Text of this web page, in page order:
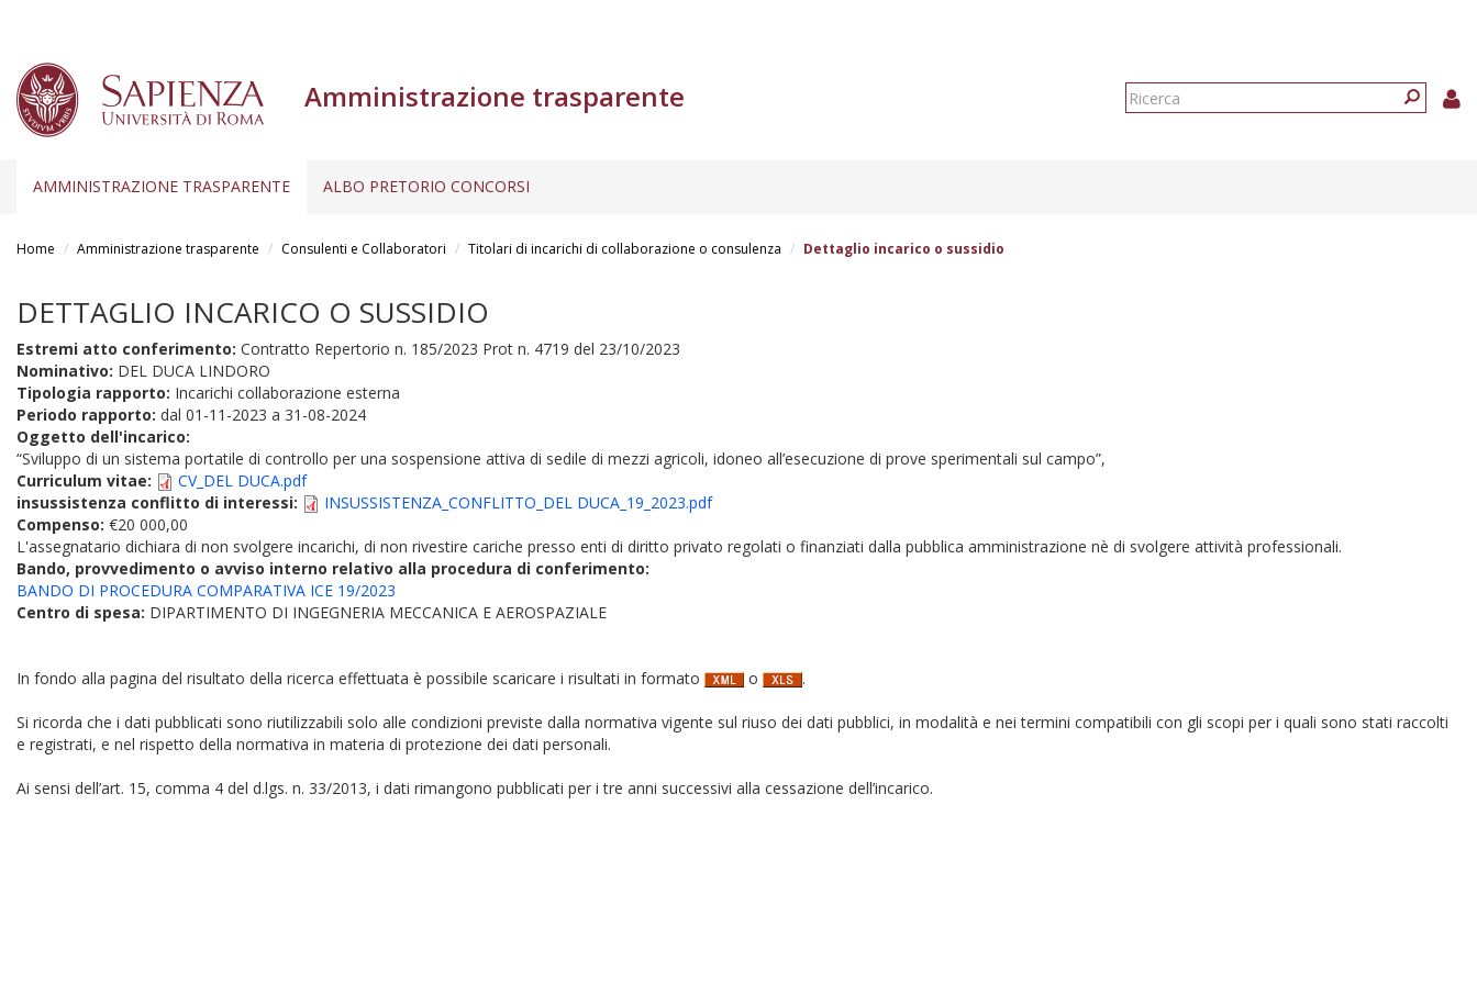
Amministrazione trasparente
Form
AMMINISTRAZIONE TRASPARENTE ALBO PRETORIO CONCORSI
Home Amministrazione trasparente Consulenti e Collaboratori Titolari di incarichi di collaborazione o consulenza Dettaglio incarico o sussidio
DETTAGLIO INCARICO O SUSSIDIO
Estremi atto conferimento: Contratto Repertorio n. 185/2023 Prot n. 4719 del 23/10/2023
Nominativo: DEL DUCA LINDORO
Tipologia rapporto: Incarichi collaborazione esterna
Periodo rapporto: dal 01-11-2023 a 31-08-2024
Oggetto dell'incarico:
“Sviluppo di un sistema portatile di controllo per una sospensione attiva di sedile di mezzi agricoli, idoneo all’esecuzione di prove sperimentali sul campo”,
Curriculum vitae:
CV_DEL DUCA.pdf
insussistenza conflitto di interessi:
INSUSSISTENZA_CONFLITTO_DEL DUCA_19_2023.pdf
Compenso: €20 000,00
L'assegnatario dichiara di non svolgere incarichi, di non rivestire cariche presso enti di diritto privato regolati o finanziati dalla pubblica amministrazione nè di svolgere attività professionali.
Bando, provvedimento o avviso interno relativo alla procedura di conferimento:
BANDO DI PROCEDURA COMPARATIVA ICE 19/2023
Centro di spesa: DIPARTIMENTO DI INGEGNERIA MECCANICA E AEROSPAZIALE
In fondo alla pagina del risultato della ricerca effettuata è possibile scaricare i risultati in formato o .
Si ricorda che i dati pubblicati sono riutilizzabili solo alle condizioni previste dalla normativa vigente sul riuso dei dati pubblici, in modalità e nei termini compatibili con gli scopi per i quali sono stati raccolti
e registrati, e nel rispetto della normativa in materia di protezione dei dati personali.
Ai sensi dell’art. 15, comma 4 del d.lgs. n. 33/2013, i dati rimangono pubblicati per i tre anni successivi alla cessazione dell’incarico.